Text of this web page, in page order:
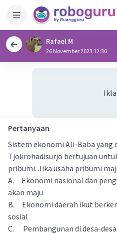
Rafael M
26 November 2023 12:30
Pertanyaan
Sistem ekonomi Ali-Baba yang
Tjokrohadisurjo bertujuan
pribumi. Jika usaha pribumi
A. Ekonomi nasional dan
akan maju
B. Ekonomi daerah ikut
sosial
C. Pembangunan di desa-